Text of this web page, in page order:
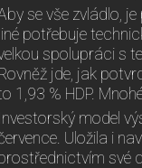
se vše zvládlo,
potřebuje
spolupráci s
jde, jak
1,93 % HDP.
Investorský model
Uložila i
své